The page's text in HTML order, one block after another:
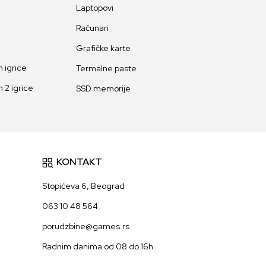
igrice
2 igrice
Laptopovi
Računari
Grafičke karte
Termalne paste
SSD memorije
KONTAKT
Stopićeva 6, Beograd
063 10 48 564
porudzbine@games.rs
Radnim danima od 08 do 16h